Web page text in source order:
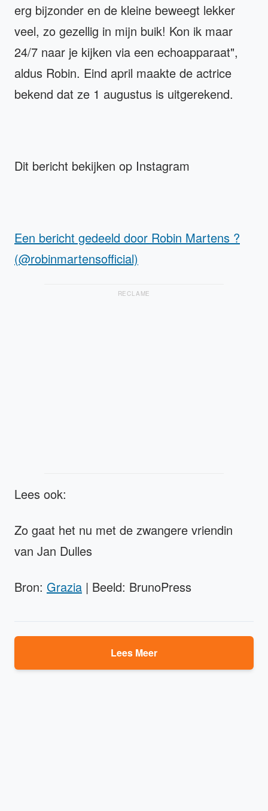
erg bijzonder en de kleine beweegt lekker
veel, zo gezellig in mijn buik! Kon ik maar
24/7 naar je kijken via een echoapparaat",
aldus Robin. Eind april maakte de actrice
bekend dat ze 1 augustus is uitgerekend.
Dit bericht bekijken op Instagram
Een bericht gedeeld door Robin Martens ?
(@robinmartensofficial)
RECLAME
Lees ook:
Zo gaat het nu met de zwangere vriendin
van Jan Dulles
Bron: Grazia | Beeld: BrunoPress
Lees Meer